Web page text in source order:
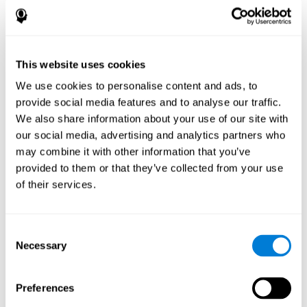
This website uses cookies
We use cookies to personalise content and ads, to
provide social media features and to analyse our traffic.
We also share information about your use of our site with
our social media, advertising and analytics partners who
may combine it with other information that you’ve
provided to them or that they’ve collected from your use
of their services.
Selection
Necessary
Preferences
辨認能力使您可以輕鬆有效地執行日常任務，所以對其進行評估
並了解您的識別水平在多個領域都會有所幫助：學術，因為它將
有助於了解孩子是否會難以辨認規則和公式，臨床/醫學，因為它
將幫助醫生知道患者是否難以辨認他們的藥物、家人或家庭。 最
後，了解認可對於專業領域很有幫助，因為它將有助於了解員工
是否能夠辨認材料或客戶並與之合作。
使用
，可以有效、可靠地測量許多不
同的認知技能。CogniFit 評估識別能力的評估基於經典的連續
表現測試 (CPT)、記憶欺騙測試 (TOMM)、Hooper視覺組織任務
知。
必須盡快記住物件出現的順序。 然後將呈現四個包含三個物
件的選項，用戶必須選擇第一個次顯示的選項。